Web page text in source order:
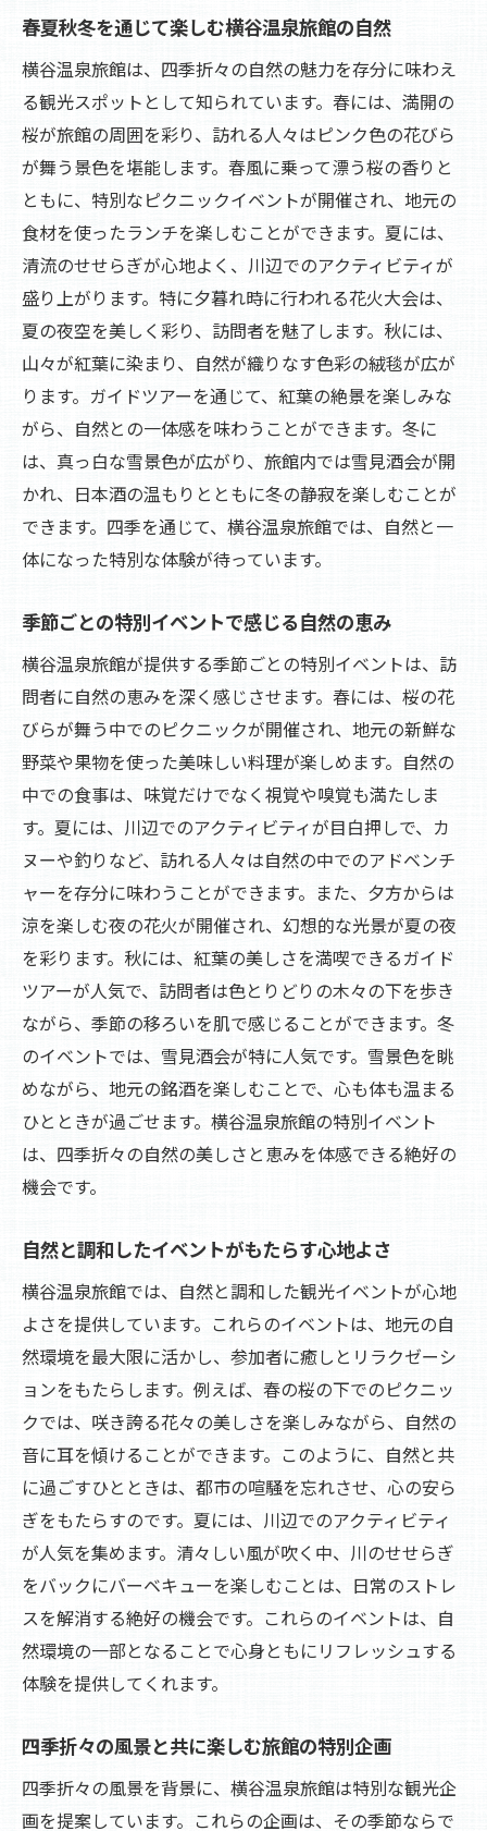
観光イベントで体感する日本の四季の魅力
春の桜とともに特別なピクニックを楽しむ旅
桜の下での特別なひとときを満喫
ピクニックで感じる春の訪れ
桜が彩る旅館庭園での贅沢な時間
春の風物詩を楽しむ観光イベント
地域特産品で楽しむ桜のピクニック
横谷温泉で春を迎える特別イベント
夏に輝く川辺のアクティビティと夜空を彩る花
火大会
川辺の清涼感を楽しむ夏のアクティビティ
夏夜の華やぎを感じる花火大会
涼やかな川辺での特別な体験
夏を満喫するアクティビティの魅力
夜空を彩る花火とともに過ごす夏のひとと
横谷温泉で楽しむ夏の観光イベント
秋には紅葉の中で心癒されるガイドツアー体験
紅葉が彩る自然の中で癒される旅
秋の風景を楽しむ特別ガイドツアー
紅葉の季節に心ほぐれる体験を
秋を感じる観光イベントでのひととき
横谷温泉で楽しむ紅葉のガイドツアー
秋の美景とともに心満たされる旅
冬の雪見酒会で味わう温泉旅館の特別なひとと
き
雪景色とともに愉しむ特別な酒会
冬の静けさを楽しむ贅沢なひととき
雪見酒で味わう冬の魅力
温泉旅館ならではの冬の観光イベント
冬の美しさを堪能する特別イベント
雪景色を眺めながら心癒すひととき
地元特産品と文化を満喫する観光の魅力
地域の特産品で楽しむ味わい深い旅
文化に触れる観光イベントの魅力
地元の魅力を体験する特別なひととき
横谷温泉で感じる地域文化の豊かさ
特産品を楽しむ観光イベントの魅力
地域の文化と味わいを満喫する旅
日本の四季を感じる横谷温泉の特別なイベント
四季の変化を体感する特別イベント
日本の自然美を感じる横谷温泉の魅力
四季を楽しむ観光イベントの数々
横谷温泉で感じる日本の四季の豊かさ
特別なイベントで味わう四季の美しさ
横谷温泉で日本の四季を堪能する
出を
季節とともに変わる横谷温泉の魅力
春夏秋冬を通じて楽しむ横谷温泉旅館の自然
横谷温泉旅館は、四季折々の自然の魅力を存分に味わえ
る観光スポットとして知られています。春には、満開の
桜が旅館の周囲を彩り、訪れる人々はピンク色の花びら
が舞う景色を堪能します。春風に乗って漂う桜の香りと
ともに、特別なピクニックイベントが開催され、地元の
食材を使ったランチを楽しむことができます。夏には、
清流のせせらぎが心地よく、川辺でのアクティビティが
盛り上がります。特に夕暮れ時に行われる花火大会は、
夏の夜空を美しく彩り、訪問者を魅了します。秋には、
山々が紅葉に染まり、自然が織りなす色彩の絨毯が広が
ります。ガイドツアーを通じて、紅葉の絶景を楽しみな
がら、自然との一体感を味わうことができます。冬に
は、真っ白な雪景色が広がり、旅館内では雪見酒会が開
かれ、日本酒の温もりとともに冬の静寂を楽しむことが
できます。四季を通じて、横谷温泉旅館では、自然と一
体になった特別な体験が待っています。
季節ごとの特別イベントで感じる自然の恵み
横谷温泉旅館が提供する季節ごとの特別イベントは、訪
問者に自然の恵みを深く感じさせます。春には、桜の花
びらが舞う中でのピクニックが開催され、地元の新鮮な
野菜や果物を使った美味しい料理が楽しめます。自然の
中での食事は、味覚だけでなく視覚や嗅覚も満たしま
す。夏には、川辺でのアクティビティが目白押しで、カ
ヌーや釣りなど、訪れる人々は自然の中でのアドベンチ
ャーを存分に味わうことができます。また、夕方からは
涼を楽しむ夜の花火が開催され、幻想的な光景が夏の夜
を彩ります。秋には、紅葉の美しさを満喫できるガイド
ツアーが人気で、訪問者は色とりどりの木々の下を歩き
ながら、季節の移ろいを肌で感じることができます。冬
のイベントでは、雪見酒会が特に人気です。雪景色を眺
めながら、地元の銘酒を楽しむことで、心も体も温まる
ひとときが過ごせます。横谷温泉旅館の特別イベント
は、四季折々の自然の美しさと恵みを体感できる絶好の
機会です。
自然と調和したイベントがもたらす心地よさ
横谷温泉旅館では、自然と調和した観光イベントが心地
よさを提供しています。これらのイベントは、地元の自
然環境を最大限に活かし、参加者に癒しとリラクゼーシ
ョンをもたらします。例えば、春の桜の下でのピクニッ
クでは、咲き誇る花々の美しさを楽しみながら、自然の
音に耳を傾けることができます。このように、自然と共
に過ごすひとときは、都市の喧騒を忘れさせ、心の安ら
ぎをもたらすのです。夏には、川辺でのアクティビティ
が人気を集めます。清々しい風が吹く中、川のせせらぎ
をバックにバーベキューを楽しむことは、日常のストレ
スを解消する絶好の機会です。これらのイベントは、自
然環境の一部となることで心身ともにリフレッシュする
体験を提供してくれます。
四季折々の風景と共に楽しむ旅館の特別企画
四季折々の風景を背景に、横谷温泉旅館は特別な観光企
画を提案しています。これらの企画は、その季節ならで